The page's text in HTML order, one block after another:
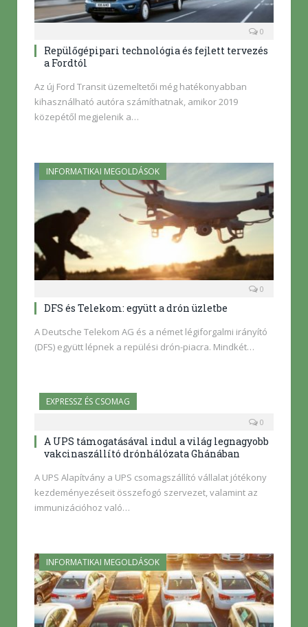
0
Repülőgépipari technológia és fejlett tervezés
a Fordtól
Az új Ford Transit üzemeltetői még hatékonyabban
kihasználható autóra számíthatnak, amikor 2019
közepétől megjelenik a…
INFORMATIKAI MEGOLDÁSOK
0
DFS és Telekom: együtt a drón üzletbe
A Deutsche Telekom AG és a német légiforgalmi irányító
(DFS) együtt lépnek a repülési drón-piacra. Mindkét…
EXPRESSZ ÉS CSOMAG
0
A UPS támogatásával indul a világ legnagyobb
vakcinaszállító drónhálózata Ghánában
A UPS Alapítvány a UPS csomagszállító vállalat jótékony
kezdeményezéseit összefogó szervezet, valamint az
immunizációhoz való…
INFORMATIKAI MEGOLDÁSOK